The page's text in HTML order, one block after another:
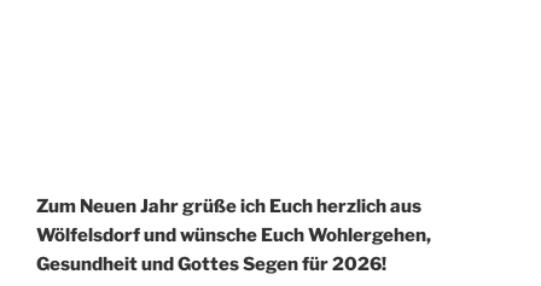
Zum Neuen Jahr grüße ich Euch herzlich aus
Wölfelsdorf und wünsche Euch Wohlergehen,
Gesundheit und Gottes Segen für 2026!